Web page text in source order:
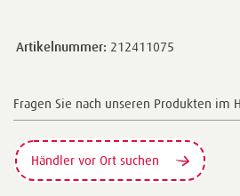
Artikelnummer: 212411075
Fragen Sie nach unseren Produkten im
Händler vor Ort suchen